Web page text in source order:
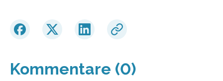
Kommentare (0)